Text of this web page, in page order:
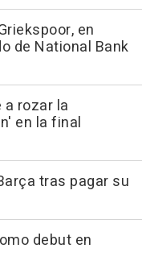
en
de National Bank
a rozar la
en la final
tras pagar su
debut en